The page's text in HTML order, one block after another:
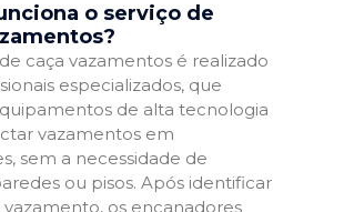
o serviço de
caça vazamentos é realizado
especializados, que
de alta tecnologia
vazamentos em
sem a necessidade de
ou pisos. Após identificar
os encanadores